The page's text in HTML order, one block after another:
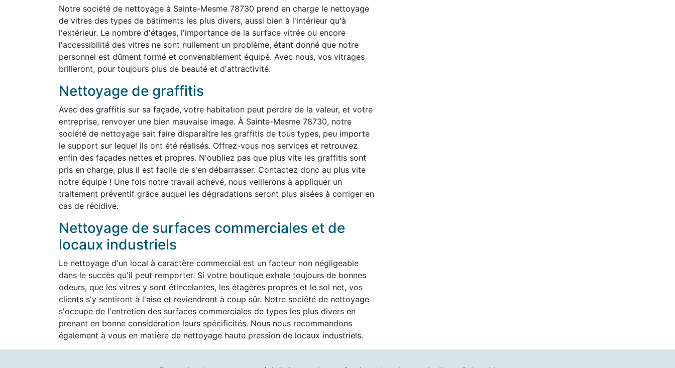
Notre société de nettoyage à Sainte-Mesme 78730 prend en charge le nettoyage
de vitres des types de bâtiments les plus divers, aussi bien à l'intérieur qu'à
l'extérieur. Le nombre d'étages, l'importance de la surface vitrée ou encore
l'accessibilité des vitres ne sont nullement un problème, étant donné que notre
personnel est dûment formé et convenablement équipé. Avec nous, vos vitrages
brilleront, pour toujours plus de beauté et d'attractivité.
Nettoyage de graffitis
Avec des graffitis sur sa façade, votre habitation peut perdre de la valeur, et votre
entreprise, renvoyer une bien mauvaise image. À Sainte-Mesme 78730, notre
société de nettoyage sait faire disparaître les graffitis de tous types, peu importe
le support sur lequel ils ont été réalisés. Offrez-vous nos services et retrouvez
enfin des façades nettes et propres. N'oubliez pas que plus vite les graffitis sont
pris en charge, plus il est facile de s'en débarrasser. Contactez donc au plus vite
notre équipe ! Une fois notre travail achevé, nous veillerons à appliquer un
traitement préventif grâce auquel les dégradations seront plus aisées à corriger en
cas de récidive.
Nettoyage de surfaces commerciales et de
locaux industriels
Le nettoyage d'un local à caractère commercial est un facteur non négligeable
dans le succès qu'il peut remporter. Si votre boutique exhale toujours de bonnes
odeurs, que les vitres y sont étincelantes, les étagères propres et le sol net, vos
clients s'y sentiront à l'aise et reviendront à coup sûr. Notre société de nettoyage
s'occupe de l'entretien des surfaces commerciales de types les plus divers en
prenant en bonne considération leurs spécificités. Nous nous recommandons
également à vous en matière de nettoyage haute pression de locaux industriels.